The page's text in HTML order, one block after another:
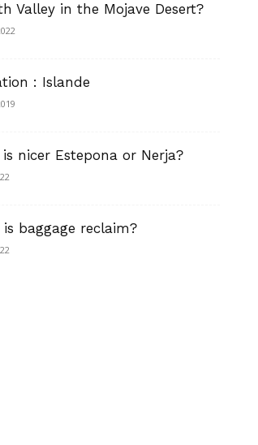
Valley in the Mojave Desert?
: Islande
nicer Estepona or Nerja?
is baggage reclaim?